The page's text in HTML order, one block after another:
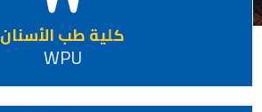
كلية طب الأسنان
WPU